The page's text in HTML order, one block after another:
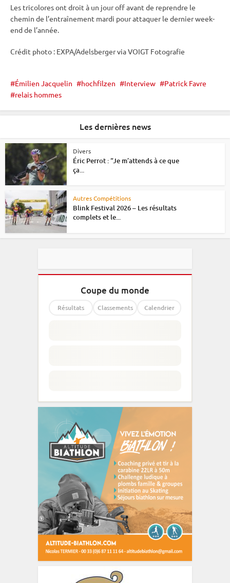
Les tricolores ont droit à un jour off avant de reprendre le
chemin de l’entraînement mardi pour attaquer le dernier week-
end de l’année.
Crédit photo : EXPA/Adelsberger via VOIGT Fotografie
Émilien Jacquelin hochfilzen Interview
Patrick Favre
relais hommes
Les dernières news
Divers
Éric Perrot : “Je m’attends à ce que
ça...
Autres Compétitions
Blink Festival 2026 – Les résultats
complets et le...
Coupe du monde
Résultats Classements Calendrier